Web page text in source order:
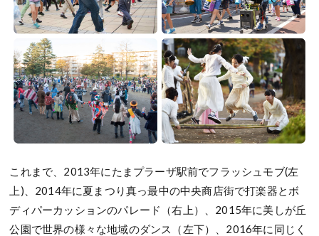
これまで、2013年にたまプラーザ駅前でフラッシュモブ(左
上)、2014年に夏まつり真っ最中の中央商店街で打楽器とボ
ディパーカッションのパレード（右上）、2015年に美しが丘
公園で世界の様々な地域のダンス（左下）、2016年に同じく